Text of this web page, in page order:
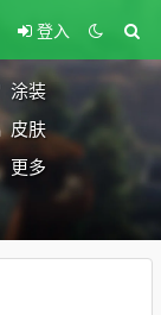
登入
涂装
皮肤
更多